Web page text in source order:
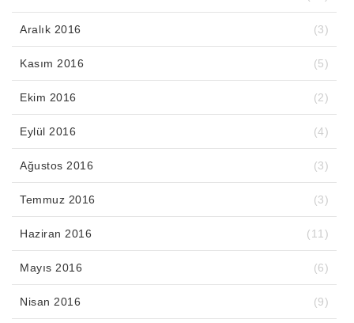
Aralık 2016 (3)
Kasım 2016 (5)
Ekim 2016 (2)
Eylül 2016 (4)
Ağustos 2016 (3)
Temmuz 2016 (3)
Haziran 2016 (11)
Mayıs 2016 (6)
Nisan 2016 (9)